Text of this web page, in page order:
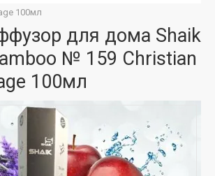
100мл
для дома Shaik
№ 159 Christian
100мл